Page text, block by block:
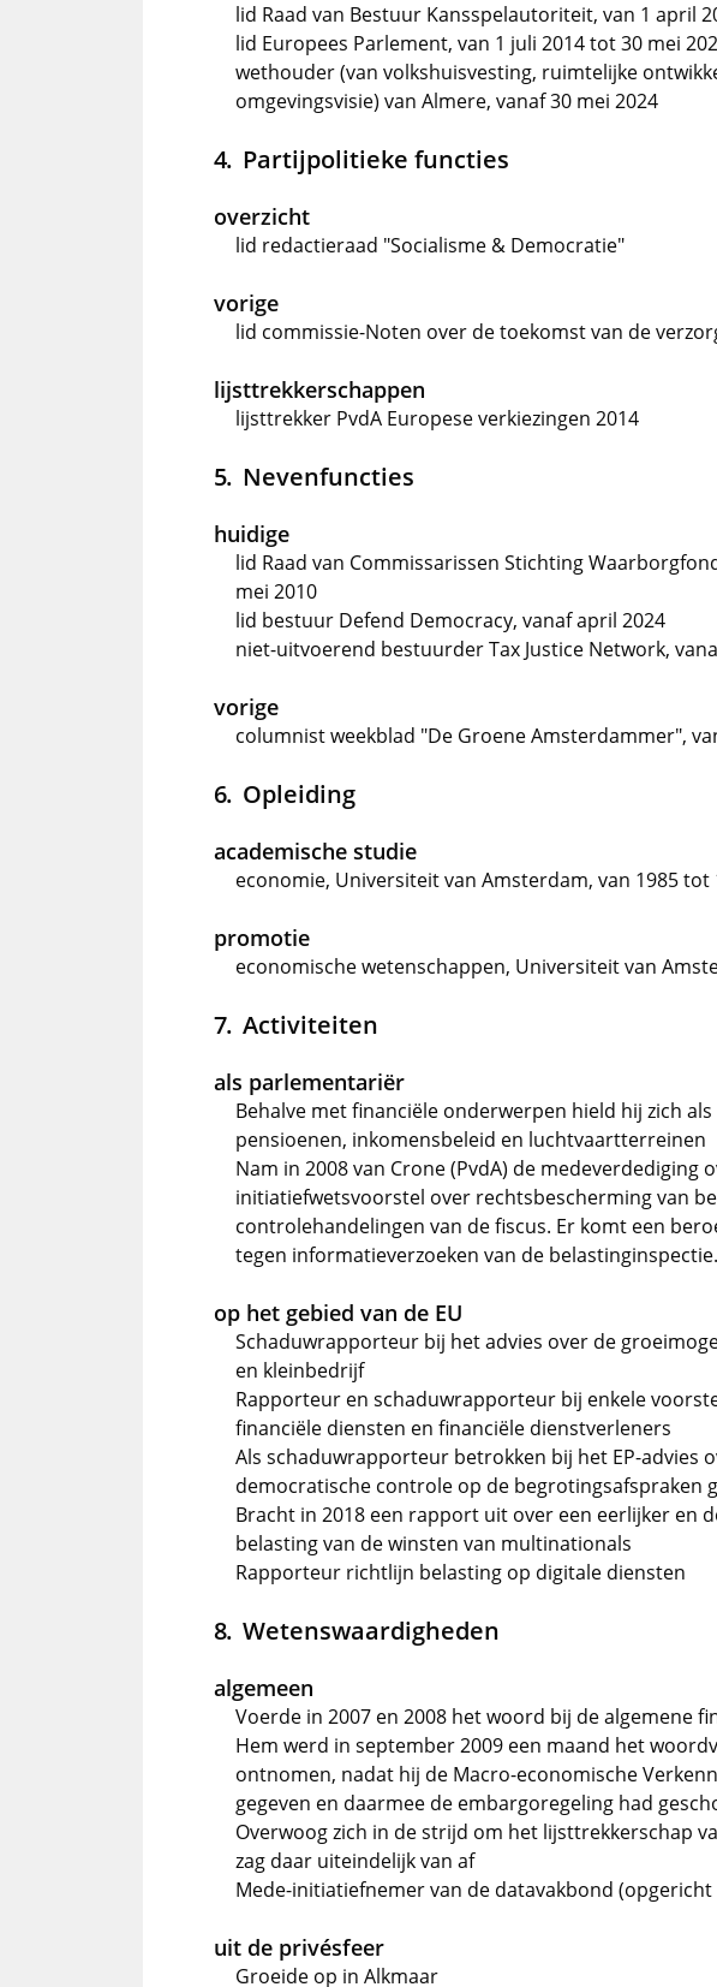
lid Raad van Bestuur Kansspelautoriteit, van 1 april
lid Europees Parlement, van 1 juli 2014 tot 30 mei
wethouder (van volkshuisvesting, ruimtelijke
omgevingsvisie) van Almere, vanaf 30 mei 2024
Partijpolitieke functies
overzicht
lid redactieraad "Socialisme & Democratie"
vorige
lid commissie-Noten over de toekomst van de
lijsttrekkerschappen
lijsttrekker PvdA Europese verkiezingen 2014
Nevenfuncties
huidige
lid Raad van Commissarissen Stichting
mei 2010
lid bestuur Defend Democracy, vanaf april 2024
niet-uitvoerend bestuurder Tax Justice Network,
vorige
columnist weekblad "De Groene Amsterdammer",
Opleiding
academische studie
economie, Universiteit van Amsterdam, van 1985 tot
promotie
economische wetenschappen, Universiteit van
Activiteiten
als parlementariër
Behalve met financiële onderwerpen hield hij zich
pensioenen, inkomensbeleid en luchtvaartterreinen
Nam in 2008 van Crone (PvdA) de medeverdediging
initiatiefwetsvoorstel over rechtsbescherming van
controlehandelingen van de fiscus. Er komt een
tegen informatieverzoeken van de
op het gebied van de EU
Schaduwrapporteur bij het advies over de
en kleinbedrijf
Rapporteur en schaduwrapporteur bij enkele
financiële diensten en financiële dienstverleners
Als schaduwrapporteur betrokken bij het EP-advies
democratische controle op de begrotingsafspraken
Bracht in 2018 een rapport uit over een eerlijker en
belasting van de winsten van multinationals
Rapporteur richtlijn belasting op digitale diensten
Wetenswaardigheden
algemeen
Voerde in 2007 en 2008 het woord bij de algemene
Hem werd in september 2009 een maand het
ontnomen, nadat hij de Macro-economische
gegeven en daarmee de embargoregeling had
Overwoog zich in de strijd om het lijsttrekkerschap
zag daar uiteindelijk van af
Mede-initiatiefnemer van de datavakbond (opgericht
uit de privésfeer
Groeide op in Alkmaar